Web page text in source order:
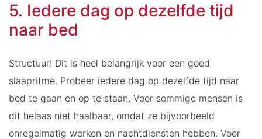
5. Iedere dag op dezelfde tijd
naar bed
Structuur! Dit is heel belangrijk voor een goed
slaapritme. Probeer iedere dag op dezelfde tijd naar
bed te gaan en op te staan. Voor sommige mensen is
dit helaas niet haalbaar, omdat ze bijvoorbeeld
onregelmatig werken en nachtdiensten hebben. Voor